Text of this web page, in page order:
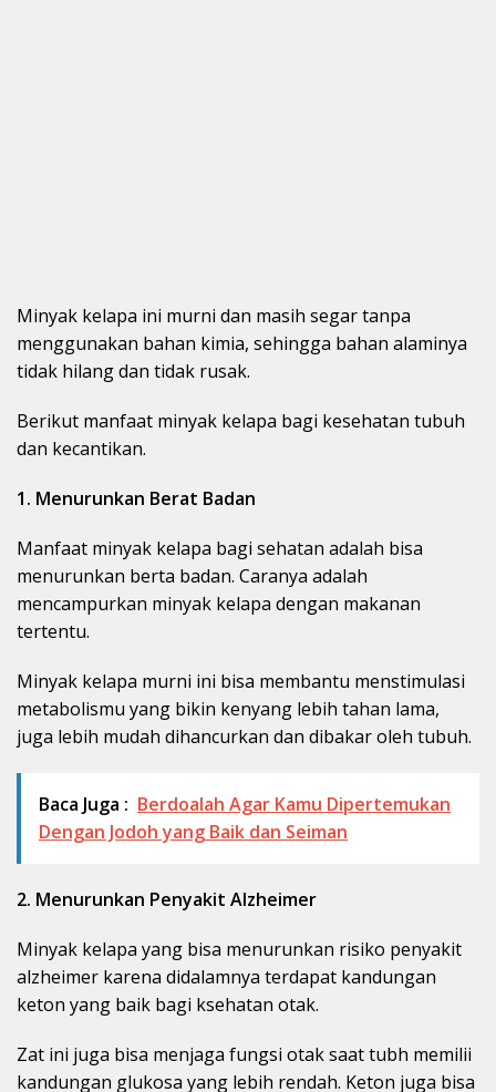
Minyak kelapa ini murni dan masih segar tanpa
menggunakan bahan kimia, sehingga bahan alaminya
tidak hilang dan tidak rusak.
Berikut manfaat minyak kelapa bagi kesehatan tubuh
dan kecantikan.
1. Menurunkan Berat Badan
Manfaat minyak kelapa bagi sehatan adalah bisa
menurunkan berta badan. Caranya adalah
mencampurkan minyak kelapa dengan makanan
tertentu.
Minyak kelapa murni ini bisa membantu menstimulasi
metabolismu yang bikin kenyang lebih tahan lama,
juga lebih mudah dihancurkan dan dibakar oleh tubuh.
Baca Juga : Berdoalah Agar Kamu Dipertemukan
Dengan Jodoh yang Baik dan Seiman
2. Menurunkan Penyakit Alzheimer
Minyak kelapa yang bisa menurunkan risiko penyakit
alzheimer karena didalamnya terdapat kandungan
keton yang baik bagi ksehatan otak.
Zat ini juga bisa menjaga fungsi otak saat tubh memilii
kandungan glukosa yang lebih rendah. Keton juga bisa